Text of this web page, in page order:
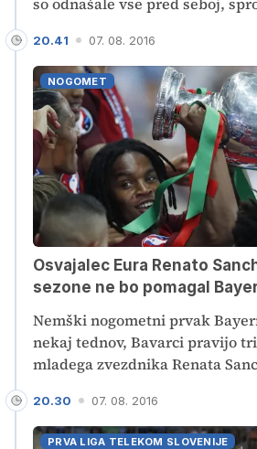
navaja policija. Še šest oseb
NOGOMET
20.41 07. 08. 2016
Osvajalec Eura Renato
sezone ne bo pomagal
Nemški nogometni prvak
nekaj tednov, Bavarci pravijo
mladega zvezdnika Renata
reprezentant Portugalske, si je
stegensko mišico že na
PRVA LIGA TELEKOM SLOVENIJE
20.30 07. 08. 2016